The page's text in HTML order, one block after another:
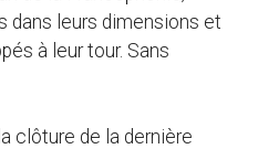
dans leurs dimensions et
à leur tour. Sans
clôture de la dernière